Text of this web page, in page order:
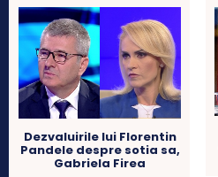
Dezvaluirile lui Florentin
Pandele despre sotia sa,
Gabriela Firea